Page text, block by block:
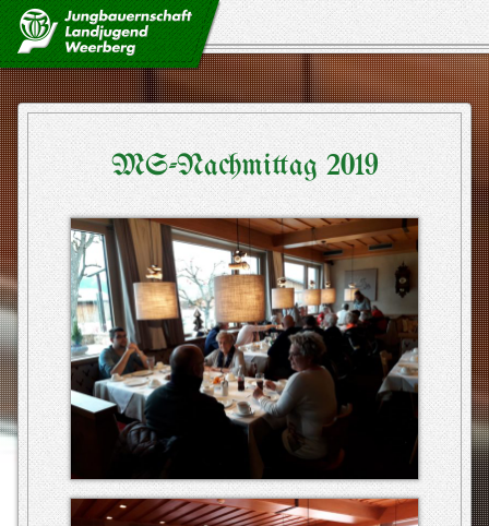
so isch’s
so wor’s
ausschuss
geschichte
MS-Nachmittag 2019